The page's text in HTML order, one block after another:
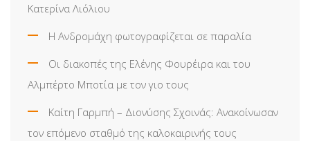
Κατερίνα Λιόλιου
Η Ανδρομάχη φωτογραφίζεται σε παραλία
Οι διακοπές της Ελένης Φουρέιρα και του
Αλμπέρτο Μποτία με τον γιο τους
Καίτη Γαρμπή – Διονύσης Σχοινάς: Ανακοίνωσαν
τον επόμενο σταθμό της καλοκαιρινής τους